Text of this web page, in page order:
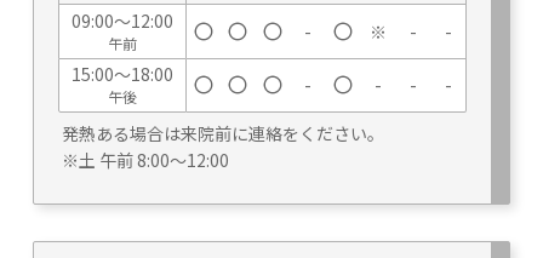
発熱ある場合は来院前に連絡をください。
※土 午前 8:00～12:00
09:00～12:00
午前 - ※ -
-
15:00～18:00
午後 - - - -